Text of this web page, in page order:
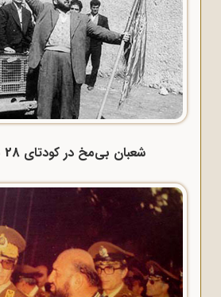
شعبان بی‌مخ در کودتای 28 مرداد 1332